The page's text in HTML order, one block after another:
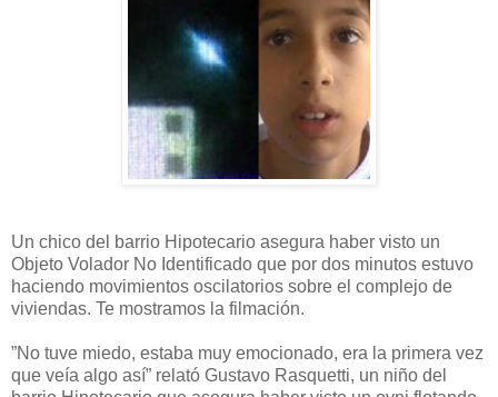
Un chico del barrio Hipotecario asegura haber visto un
Objeto Volador No Identificado que por dos minutos estuvo
haciendo movimientos oscilatorios sobre el complejo de
viviendas. Te mostramos la filmación.
”No tuve miedo, estaba muy emocionado, era la primera vez
que veía algo así” relató Gustavo Rasquetti, un niño del